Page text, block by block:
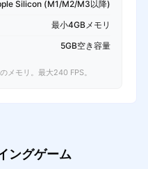
Silicon (M1/M2/M3以降)
最小4GBメモリ
5GB空き容量
メモリ。最大240 FPS。
ングゲーム